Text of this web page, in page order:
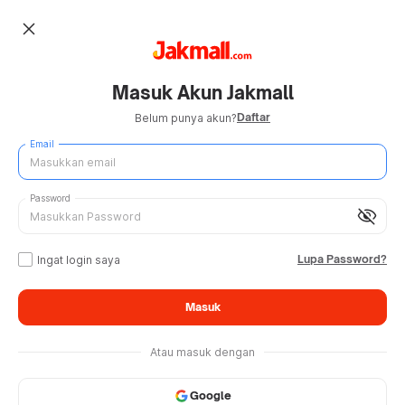
close
Masuk Akun Jakmall
Belum punya akun?Daftar
Email
visibility_off
Password
Ingat login saya Lupa Password?
Masuk
Atau masuk dengan
Google